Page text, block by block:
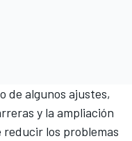
de algunos ajustes,
y la ampliación
los problemas